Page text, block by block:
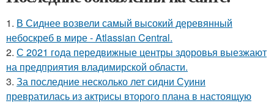
1. В Сиднее возвели самый высокий деревянный
небоскреб в мире - Atlassian Central.
2. С 2021 года передвижные центры здоровья выезжают
на предприятия владимирской области.
3. За последние несколько лет сидни Суини
превратилась из актрисы второго плана в настоящую